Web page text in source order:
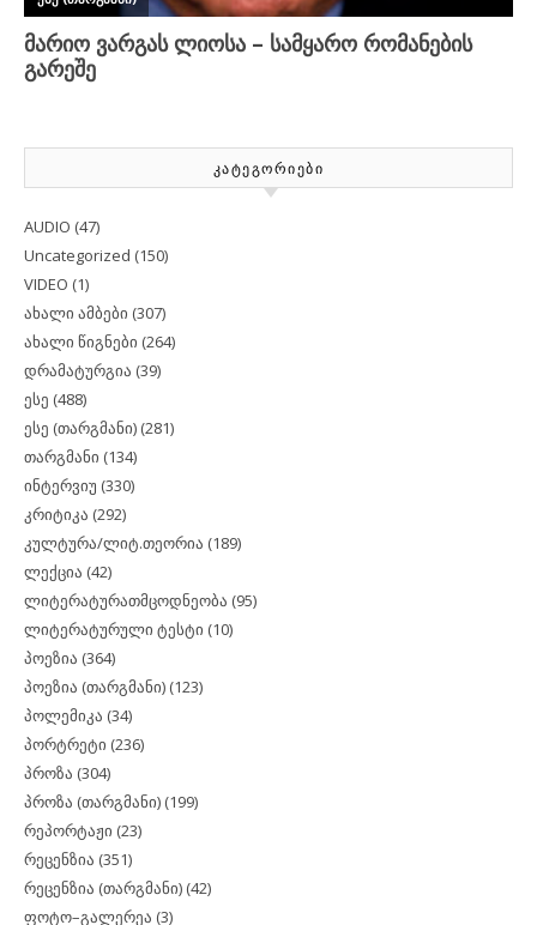
ᲙᲐᲢᲔᲒᲝᲠᲘᲔᲑᲘ
AUDIO (47)
Uncategorized (150)
VIDEO (1)
ახალი ამბები (307)
ახალი წიგნები (264)
დრამატურგია (39)
ესე (488)
ესე (თარგმანი) (281)
თარგმანი (134)
ინტერვიუ (330)
კრიტიკა (292)
კულტურა/ლიტ.თეორია (189)
ლექცია (42)
ლიტერატურათმცოდნეობა (95)
ლიტერატურული ტესტი (10)
პოეზია (364)
პოეზია (თარგმანი) (123)
პოლემიკა (34)
პორტრეტი (236)
პროზა (304)
პროზა (თარგმანი) (199)
რეპორტაჟი (23)
რეცენზია (351)
რეცენზია (თარგმანი) (42)
ფოტო–გალერეა (3)